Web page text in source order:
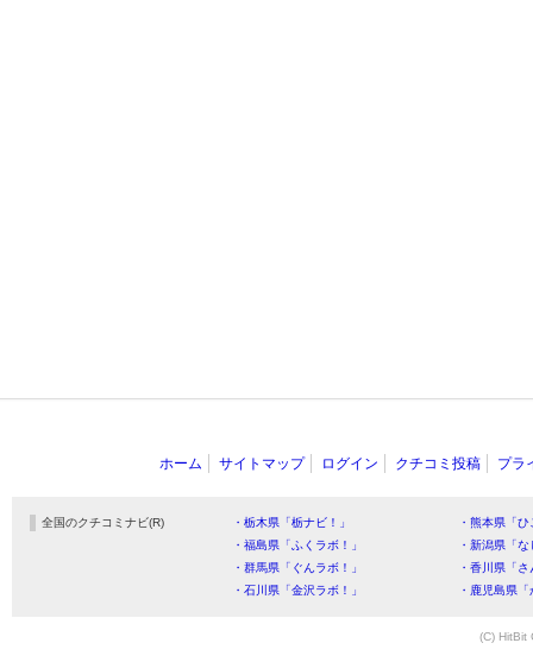
ホーム サイトマップ ログイン クチコミ投稿 プラ
全国のクチコミナビ(R) ・栃木県「栃ナビ！」
・熊本県「
・福島県「ふくラボ！」
・新潟県「
・群馬県「ぐんラボ！」
・香川県「
・石川県「金沢ラボ！」
・鹿児島県
(C) HitBit